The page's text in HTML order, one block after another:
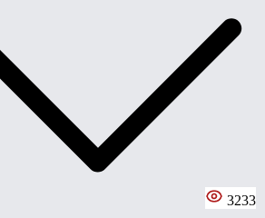
3233